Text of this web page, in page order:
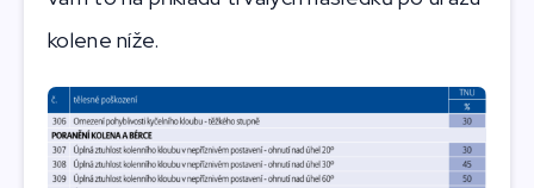
kolene níže.